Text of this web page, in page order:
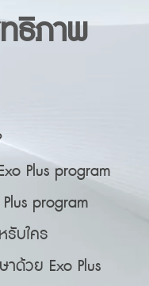
ธิภาพ
Plus program
program
รับใคร
ด้วย Exo Plus